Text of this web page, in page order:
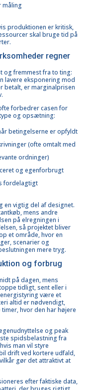
måling
produktionen er kritisk,
skal bruge tid på
regner
og fremmest fra to ting:
lavere eksponering mod
betalt, er marginalprisen
forbedrer casen for
og opsætning:
betingelserne er opfyldt
(ofte omtalt med
ordninger)
og egenforbrugt
fordelagtigt
en vigtig del af designet.
mens andre
på elregningen i
så projektet bliver
et område, hvor en
scenarier og
mere tryg.
og forbrug
på dagen, mens
tidligt, sent eller i
være et
altid er nødvendigt,
hvor den har højere
og peak
spidsbelastning fra
man vil styre
drift ved kortere udfald,
gør det attraktivt at
efter faktiske data,